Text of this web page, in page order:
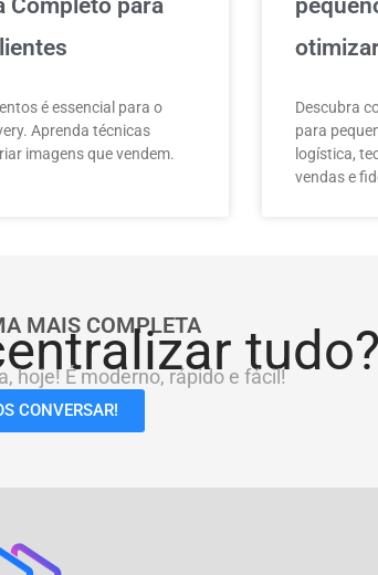
Completo para
é essencial para o
Aprenda técnicas
imagens que vendem.
Descubra
para
logística,
vendas e
MAIS COMPLETA tudo?
hoje! É moderno, rápido e fácil!
CONVERSAR!